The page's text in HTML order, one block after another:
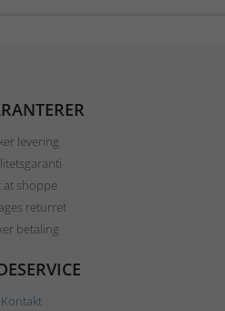
levering
at shoppe
returret
betaling
Kontakt